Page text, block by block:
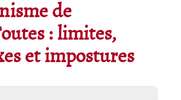
de
: limites,
et impostures